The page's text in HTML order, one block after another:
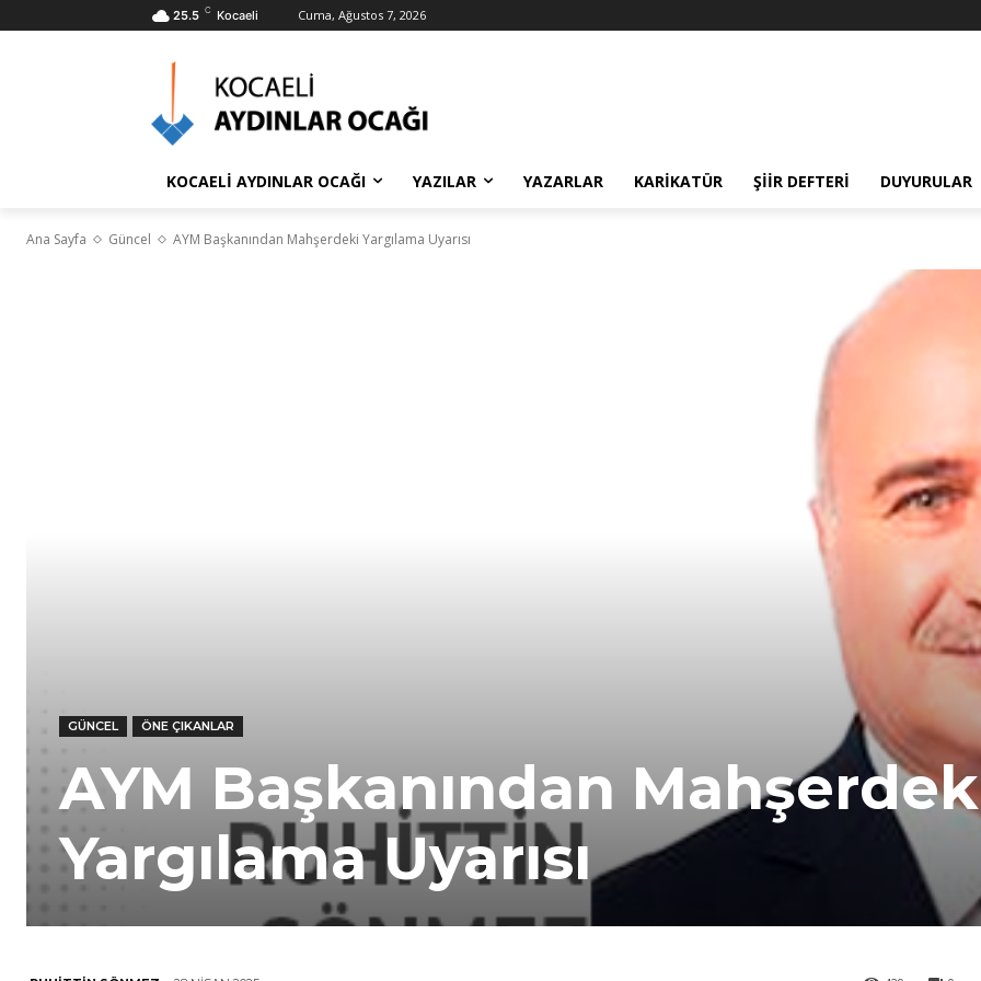
25.5 C Kocaeli Cuma, Ağustos 7, 2026
KOCAELİ AYDINLAR OCAĞI YAZILAR YAZARLAR KARIKATÜR ŞIIR DEFTERI DUYURULAR
Ana Sayfa Güncel AYM Başkanından Mahşerdeki Yargılama Uyarısı
GÜNCEL ÖNE ÇIKANLAR
AYM Başkanından
Yargılama Uyarısı